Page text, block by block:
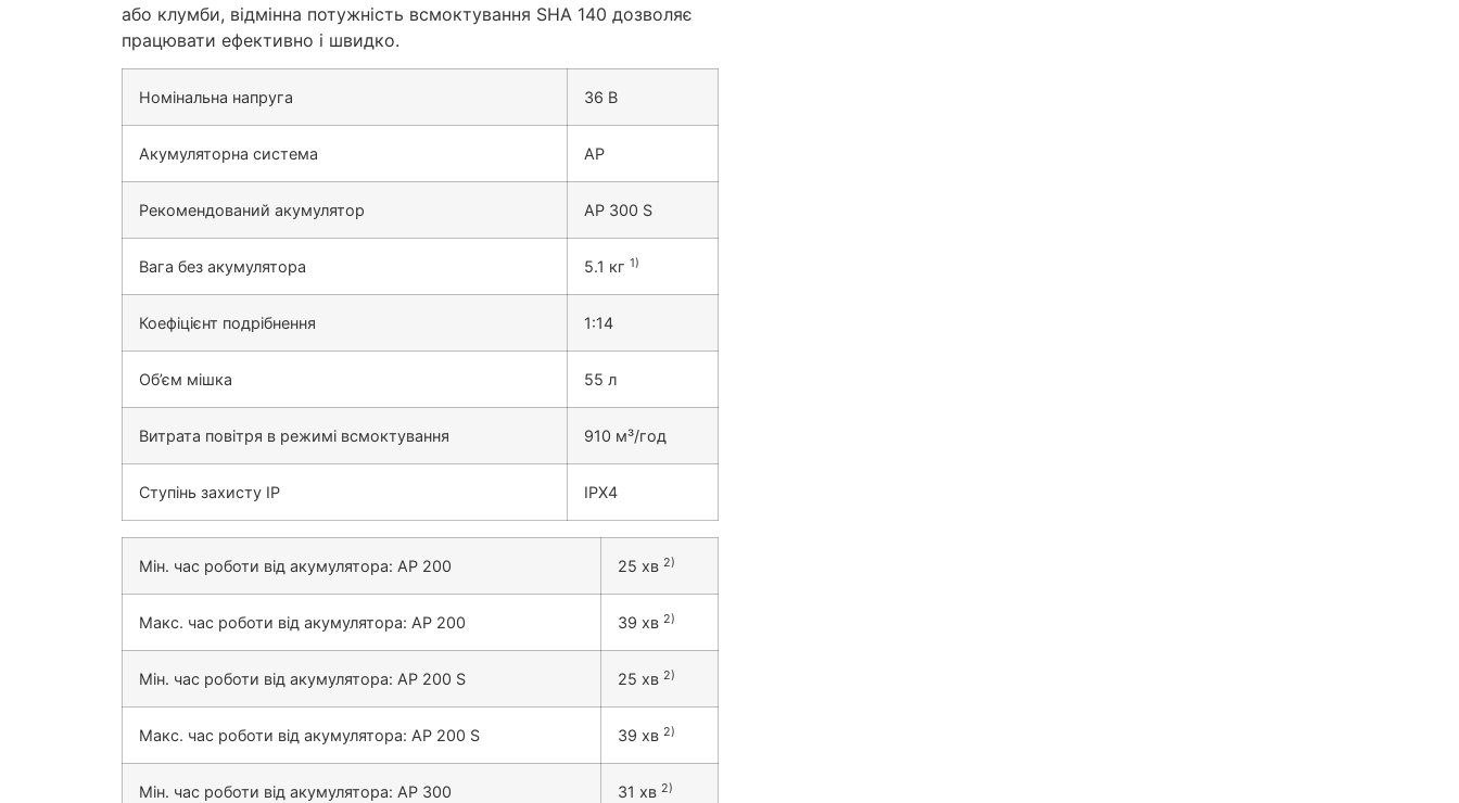
або клумби, відмінна потужність всмоктування SHA 140 дозволяє
працювати ефективно і швидко.
Номінальна напруга 36 В
Акумуляторна система AP
Рекомендований акумулятор AP 300 S
Вага без акумулятора 5.1 кг 1)
Коефіцієнт подрібнення 1:14
Об’єм мішка 55 л
Витрата повітря в режимі всмоктування 910 м³/год
Ступінь захисту IP IPX4
Мін. час роботи від акумулятора: AP 200 25 хв 2)
Макс. час роботи від акумулятора: AP 200 39 хв 2)
Мін. час роботи від акумулятора: AP 200 S 25 хв 2)
Макс. час роботи від акумулятора: AP 200 S 39 хв 2)
Мін. час роботи від акумулятора: AP 300 31 хв 2)